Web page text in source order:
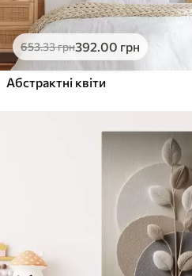
Еко-Преміум
.00грн
✓Яскраві, насичені кольори
Поверхня з текстурою полотна
653.33грн392.00 грн
Абстрактні квіти